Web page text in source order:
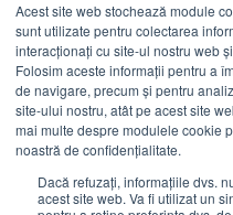
Acest site web stochează module
sunt utilizate pentru colectarea
interacționați cu site-ul nostru web
Folosim aceste informații pentru a
de navigare, precum și pentru
site-ului nostru, atât pe acest site
mai multe despre modulele cookie
noastră de confidențialitate.
Dacă refuzați, informațiile dvs.
acest site web. Va fi utilizat un
DATE COMERCIALE
ESTICO S.R.L.
CIF: RO1094402.
Reg.Com: J08/469/1991.